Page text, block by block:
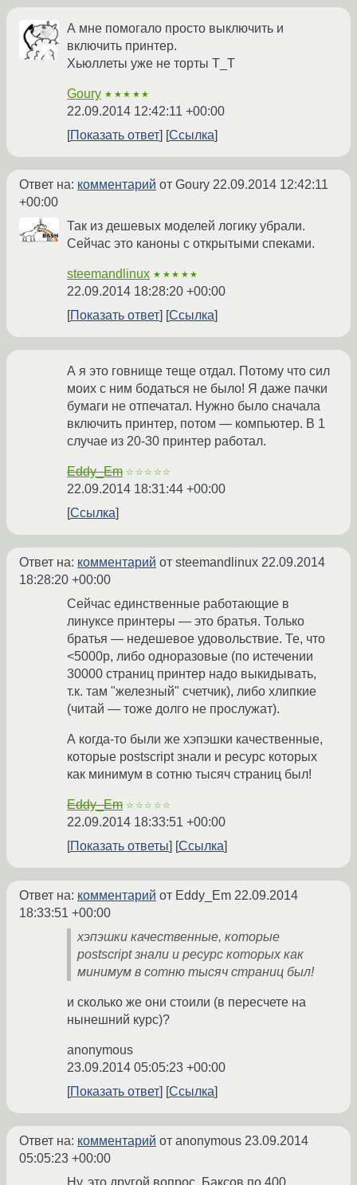
А мне помогало просто выключить и
включить принтер.
Хьюллеты уже не торты Т_Т
Goury ★★★★★
22.09.2014 12:42:11 +00:00
Показать ответ
Ссылка
Ответ на: комментарий от Goury 22.09.2014 12:42:11
+00:00
Так из дешевых моделей логику убрали.
Сейчас это каноны с открытыми спеками.
steemandlinux ★★★★★
22.09.2014 18:28:20 +00:00
Показать ответ
Ссылка
А я это говнище теще отдал. Потому что сил
моих с ним бодаться не было! Я даже пачки
бумаги не отпечатал. Нужно было сначала
включить принтер, потом — компьютер. В 1
случае из 20-30 принтер работал.
Eddy_Em ☆☆☆☆☆
22.09.2014 18:31:44 +00:00
Ссылка
Ответ на: комментарий от steemandlinux 22.09.2014
18:28:20 +00:00
Сейчас единственные работающие в
линуксе принтеры — это братья. Только
братья — недешевое удовольствие. Те, что
<5000р, либо одноразовые (по истечении
30000 страниц принтер надо выкидывать,
т.к. там "железный" счетчик), либо хлипкие
(читай — тоже долго не прослужат).
А когда-то были же хэпэшки качественные,
которые postscript знали и ресурс которых
как минимум в сотню тысяч страниц был!
Eddy_Em ☆☆☆☆☆
22.09.2014 18:33:51 +00:00
Показать ответы
Ссылка
Ответ на: комментарий от Eddy_Em 22.09.2014
18:33:51 +00:00
хэпэшки качественные, которые
postscript знали и ресурс которых как
минимум в сотню тысяч страниц был!
и сколько же они стоили (в пересчете на
нынешний курс)?
anonymous
23.09.2014 05:05:23 +00:00
Показать ответ
Ссылка
Ответ на: комментарий от anonymous 23.09.2014
05:05:23 +00:00